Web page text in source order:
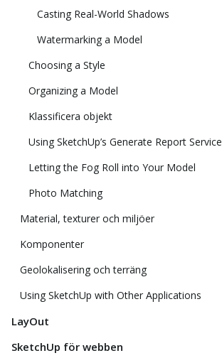
Casting Real-World Shadows
Watermarking a Model
Choosing a Style
Organizing a Model
Klassificera objekt
Using SketchUp’s Generate Report Service
Letting the Fog Roll into Your Model
Photo Matching
Material, texturer och miljöer
Komponenter
Geolokalisering och terräng
Using SketchUp with Other Applications
LayOut
SketchUp för webben